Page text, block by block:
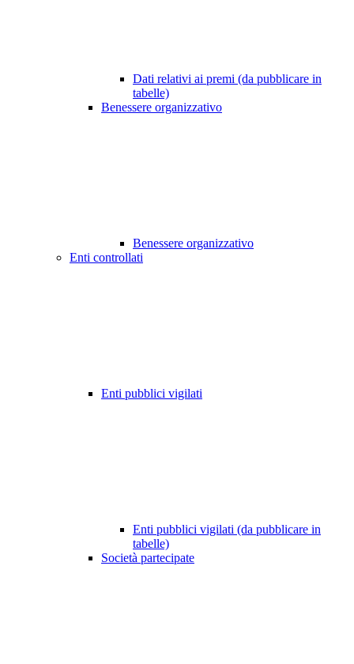
Dati relativi ai premi (da pubblicare in
tabelle)
Benessere organizzativo
Benessere organizzativo
Enti controllati
Enti pubblici vigilati
Enti pubblici vigilati (da pubblicare in
tabelle)
Società partecipate